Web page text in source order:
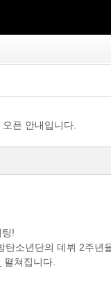
픈 안내입니다.
!
탄소년단의 데뷔 2주년
펼쳐집니다.